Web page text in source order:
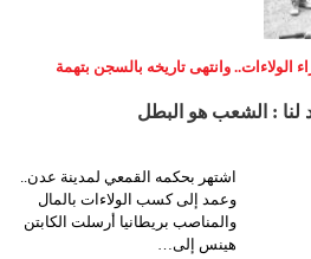
الولاءات.. وانتهى تاريخه بالسجن بتهمة
لنا : الشعب هو البطل
اشتهر بحكمه القمعي لمدينة عدن..
وعمد إلى كسب الولاءات بالمال
والمناصب بريطانيا أرسلت الكابتن
هينس إلى…